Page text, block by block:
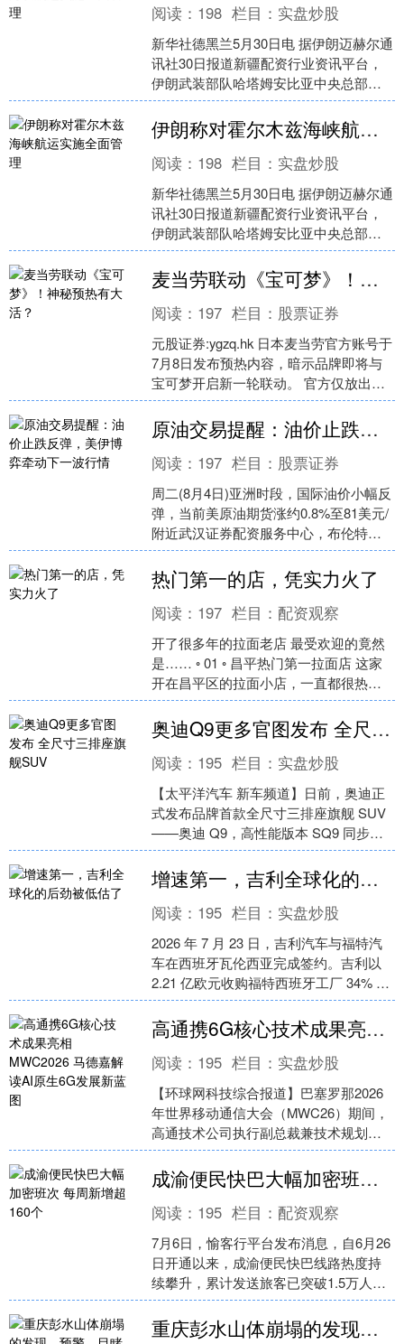
阅读： 198 栏目： 实盘炒股
新华社德黑兰5月30日电 据伊朗迈赫尔通
讯社30日报道新疆配资行业资讯平台，
伊朗武装部队哈塔姆安比亚中央总部
说，伊朗对霍尔木兹海峡航运实施全面
管理，所有商业船舶....
伊朗称对霍尔木兹海峡航运实施全面管理
阅读： 198 栏目： 实盘炒股
新华社德黑兰5月30日电 据伊朗迈赫尔通
讯社30日报道新疆配资行业资讯平台，
伊朗武装部队哈塔姆安比亚中央总部
说，伊朗对霍尔木兹海峡航运实施全面
管理，所有商业船舶....
麦当劳联动《宝可梦》！神秘预热有大活？
阅读： 197 栏目： 股票证券
元股证券:ygzq.hk 日本麦当劳官方账号于
7月8日发布预热内容，暗示品牌即将与
宝可梦开启新一轮联动。 官方仅放出皮
卡丘局部剪影海报，搭配草、火、水、
电四种宝....
原油交易提醒：油价止跌反弹，美伊博弈牵动下一波行情
阅读： 197 栏目： 股票证券
周二(8月4日)亚洲时段，国际油价小幅反
弹，当前美原油期货涨约0.8%至81美元/
附近武汉证券配资服务中心，布伦特原
油期货涨约1%至84.45美元/桶附近。油
价....
热门第一的店，凭实力火了
阅读： 197 栏目：配资观察
开了很多年的拉面老店 最受欢迎的竟然
是…… ◦ 01 ◦ 昌平热门第一拉面店 这家
开在昌平区的拉面小店，一直都很热
门，开了很多年了。网友都说他家是
凭“实力”火到....
奥迪Q9更多官图发布 全尺寸三排座旗舰SUV
阅读： 195 栏目： 实盘炒股
【太平洋汽车 新车频道】日前，奥迪正
式发布品牌首款全尺寸三排座旗舰 SUV
——奥迪 Q9，高性能版本 SQ9 同步亮
相。新车填补了奥迪在三排座全尺寸豪
华 SU....
增速第一，吉利全球化的后劲被低估了
阅读： 195 栏目： 实盘炒股
2026 年 7 月 23 日，吉利汽车与福特汽
车在西班牙瓦伦西亚完成签约。吉利以
2.21 亿欧元收购福特西班牙工厂 34% 股
权，成立合资公司共享这座年产能....
高通携6G核心技术成果亮相MWC2026 马德嘉解读AI原生6G发展新蓝图
阅读： 195 栏目： 实盘炒股
【环球网科技综合报道】巴塞罗那2026
年世界移动通信大会（MWC26）期间，
高通技术公司执行副总裁兼技术规划、
边缘解决方案与数据中心业务总经理马
德嘉（Durga....
成渝便民快巴大幅加密班次 每周新增超160个
阅读： 195 栏目：配资观察
7月6日，愉客行平台发布消息，自6月26
日开通以来，成渝便民快巴线路热度持
续攀升，累计发送旅客已突破1.5万人
次。为更大限度满足两地旅客旺盛的跨
城出行需求，即日....
重庆彭水山体崩塌的发现、预警、目睹和救援者